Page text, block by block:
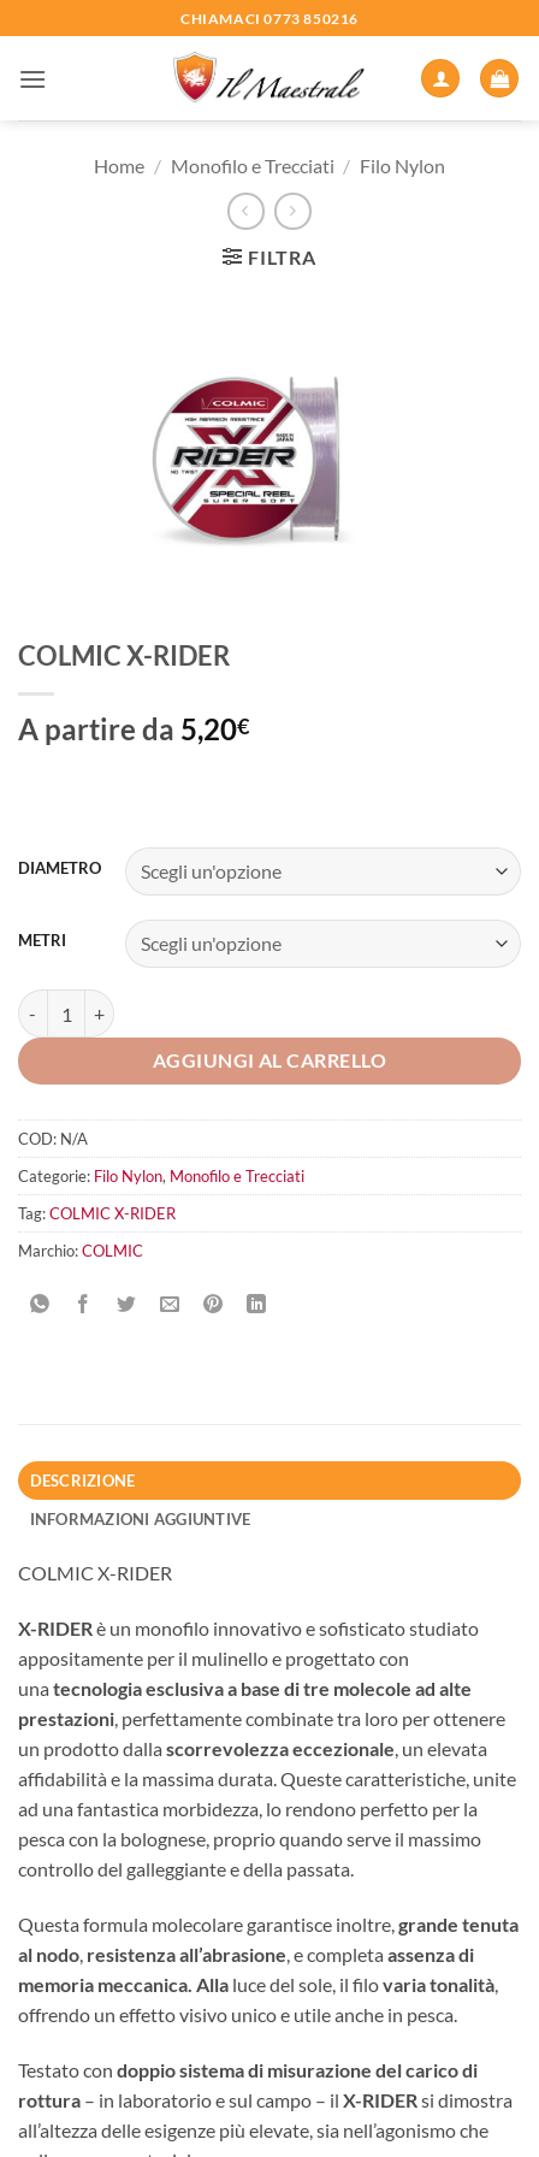
ai
contenuti
CHIAMACI 0773 850216
Home / Monofilo e Trecciati / Filo Nylon
FILTRA
COLMIC X-RIDER
A partire da 5,20€
DIAMETRO
METRI
COLMIC X-RIDER quantità
AGGIUNGI AL CARRELLO
COD: N/A
Categorie: Filo Nylon, Monofilo e Trecciati
Tag:COLMIC X-RIDER
Marchio:COLMIC
DESCRIZIONE
INFORMAZIONI AGGIUNTIVE
COLMIC X-RIDER
X-RIDERè un monofilo innovativo e sofisticato studiato
appositamente per il mulinello e progettato con
una tecnologia esclusiva a base di tre molecole ad alte
prestazioni, perfettamente combinate tra loro per ottenere
un prodotto dalla scorrevolezza eccezionale, un elevata
affidabilità e la massima durata. Queste caratteristiche, unite
ad una fantastica morbidezza, lo rendono perfetto per la
pesca con la bolognese, proprio quando serve il massimo
controllo del galleggiante e della passata.
Questa formula molecolare garantisce inoltre, grande tenuta
al nodo resistenza all’abrasione , e completa assenza di
memoria meccanica. Alla luce del sole, il filovaria tonalità
offrendo un effetto visivo unico e utile anche in pesca.
Testato con doppio sistema di misurazione del carico di
rottura – in laboratorio e sul campo – il X-RIDER si dimostra
all’altezza delle esigenze più elevate, sia nell’agonismo che